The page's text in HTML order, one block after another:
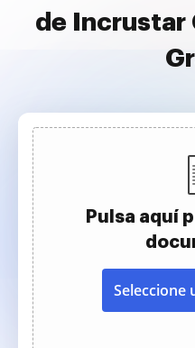
de Incrustar
Pulsa aquí
Seleccione